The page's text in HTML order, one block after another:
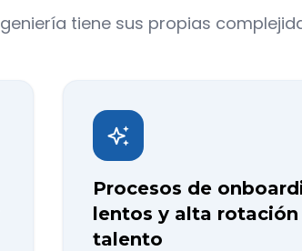
tiene sus propias
Procesos de
lentos y alta rotación
talento